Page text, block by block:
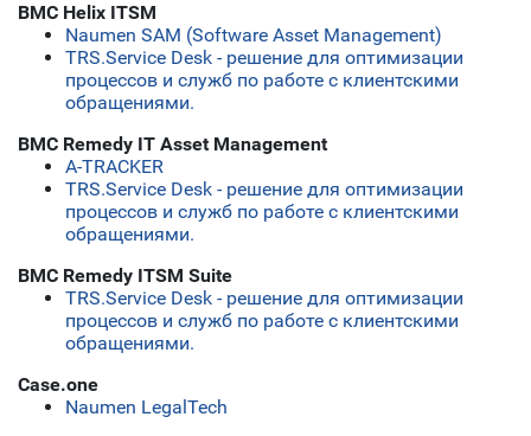
BMC Helix ITSM
Naumen SAM (Software Asset Management)
TRS.Service Desk - решение для оптимизации
процессов и служб по работе с клиентскими
обращениями.
BMC Remedy IT Asset Management
A-TRACKER
TRS.Service Desk - решение для оптимизации
процессов и служб по работе с клиентскими
обращениями.
BMC Remedy ITSM Suite
TRS.Service Desk - решение для оптимизации
процессов и служб по работе с клиентскими
обращениями.
Case.one
Naumen LegalTech